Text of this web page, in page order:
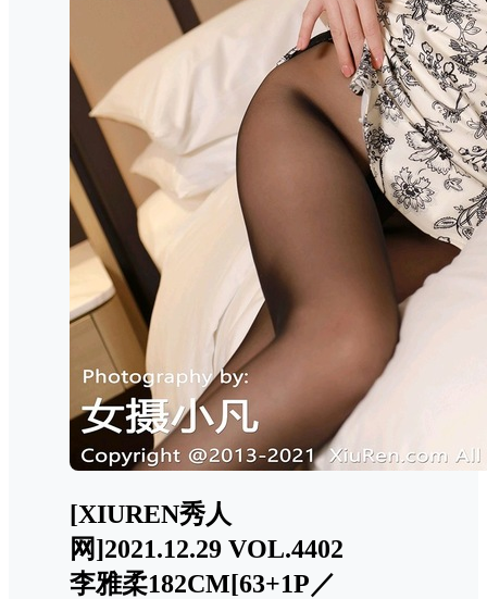
[XIUREN秀人
网]2021.12.29 VOL.4402
李雅柔182CM[63+1P／